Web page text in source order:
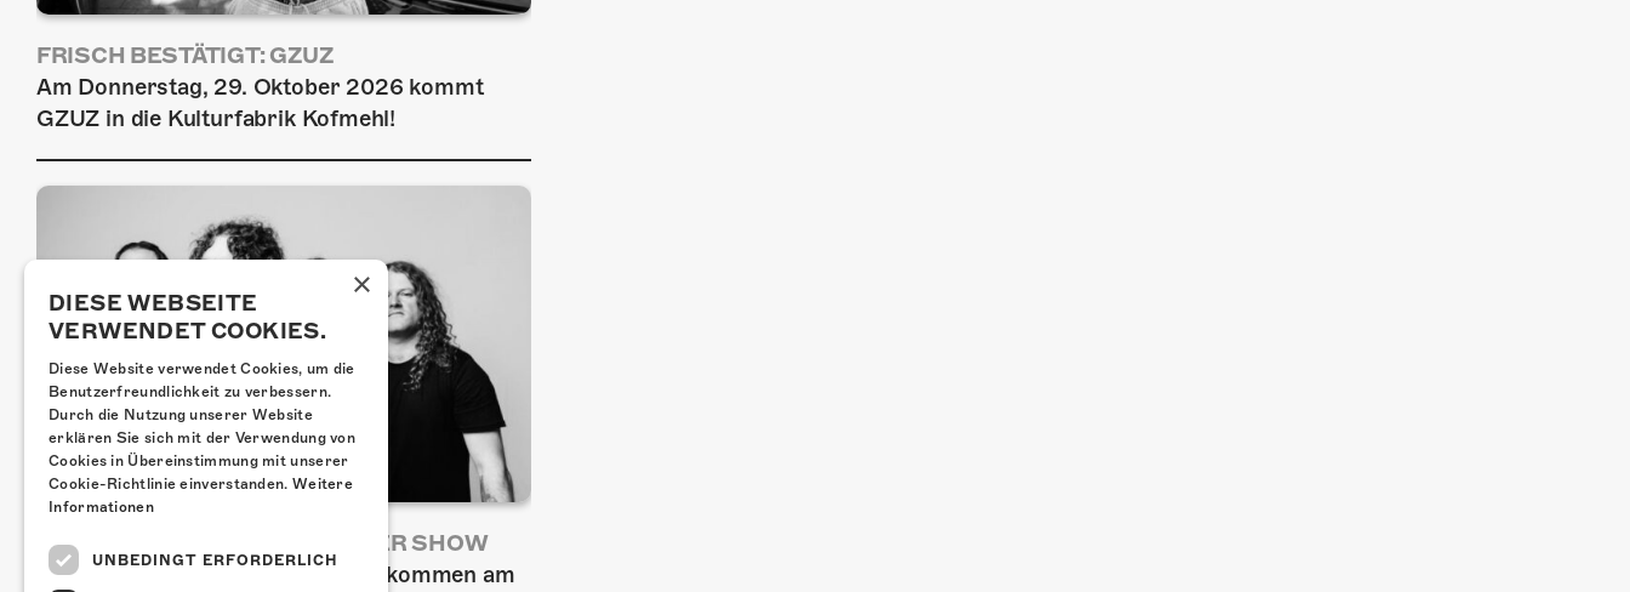
FRISCH BESTÄTIGT: GZUZ
Am Donnerstag, 29. Oktober 2026 kommt
GZUZ in die Kulturfabrik Kofmehl!
AIRBOURNE - SPECIAL SUMMER SHOW
Wow, das ist ein Ding! Airbourne kommen am
×
DIESE WEBSEITE
VERWENDET COOKIES.
Diese Website verwendet Cookies, um die
Benutzerfreundlichkeit zu verbessern.
Durch die Nutzung unserer Website
erklären Sie sich mit der Verwendung von
Cookies in Übereinstimmung mit unserer
Cookie-Richtlinie einverstanden. Weitere
Informationen
UNBEDINGT ERFORDERLICH